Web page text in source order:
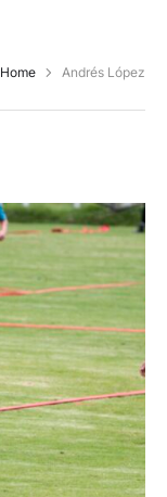
Home Andrés López